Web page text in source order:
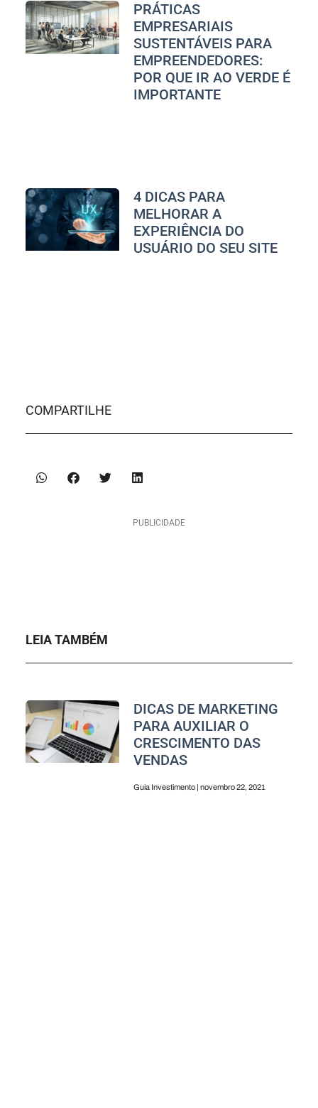
PRÁTICAS
EMPRESARIAIS
SUSTENTÁVEIS PARA
EMPREENDEDORES:
POR QUE IR AO VERDE É
IMPORTANTE
4 DICAS PARA
MELHORAR A
EXPERIÊNCIA DO
USUÁRIO DO SEU SITE
COMPARTILHE
PUBLICIDADE
LEIA TAMBÉM
DICAS DE MARKETING
PARA AUXILIAR O
CRESCIMENTO DAS
VENDAS
Guia Investimento novembro 22, 2021